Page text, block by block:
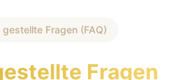
gestellte Fragen (FAQ)
Fragen